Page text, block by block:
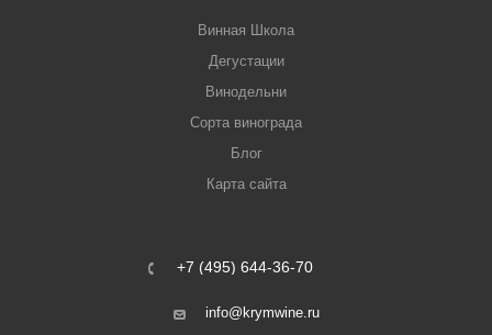
Винная Школа
Дегустации
Винодельни
Сорта винограда
Блог
Карта сайта
+7 (495) 644-36-70
info@krymwine.ru